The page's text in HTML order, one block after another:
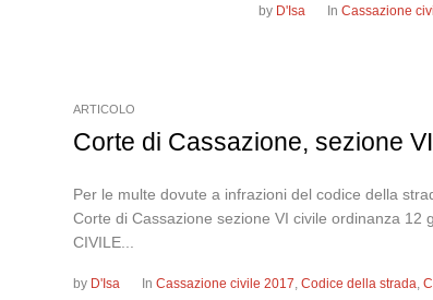
by D'Isa InCassazione
ARTICOLO
Corte di Cassazione, sezione
Per le multe dovute a infrazioni del codice della
Corte di Cassazione sezione VI civile ordinanza 12
CIVILE...
by D'Isa InCassazione civile 2017,Codice della strada,